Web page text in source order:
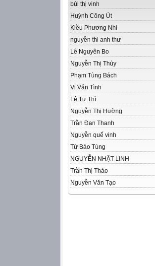
bùi thị vinh
Huỳnh Công Út
Kiều Phương Nhi
nguyễn thi anh thư
Lê Nguyên Bo
Nguyễn Thị Thùy
Phạm Tùng Bách
Vi Văn Tình
Lê Tư Thì
Nguyễn Thị Hường
Trần Đan Thanh
Nguyễn quế vinh
Từ Bảo Tùng
NGUYỄN NHẬT LINH
Trần Thị Thảo
Nguyễn Văn Tạo